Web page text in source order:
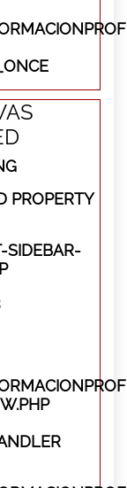
PROPERTY
SIDEBAR-